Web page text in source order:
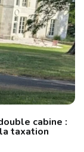
cabine :
taxation